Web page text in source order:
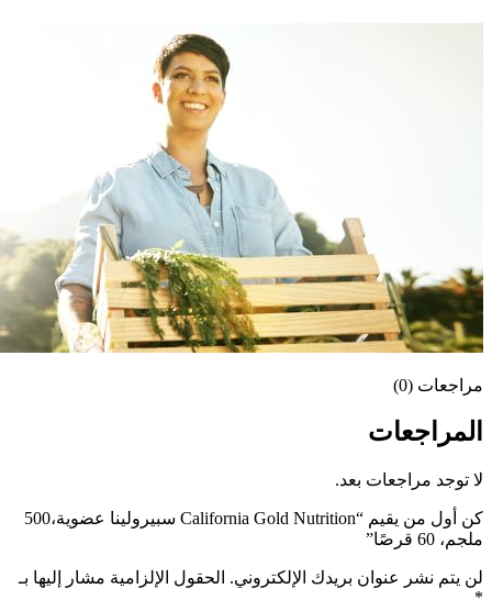
مراجعات (0)
المراجعات
لا توجد مراجعات بعد.
كن أول من يقيم “California Gold Nutrition سبيرولينا عضوية،500
ملجم، 60 قرصًا”
لن يتم نشر عنوان بريدك الإلكتروني. الحقول الإلزامية مشار إليها بـ